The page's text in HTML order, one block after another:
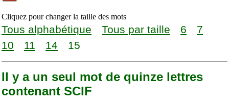
Cliquez pour changer la taille des mots
Tous alphabétique Tous par taille 6
7
10
11 14 15
Il y a un seul mot de quinze lettres
contenant SCIF